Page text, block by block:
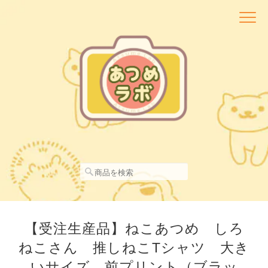
【受注生産品】ねこあつめ しろ
ねこさん 推しねこTシャツ 大き